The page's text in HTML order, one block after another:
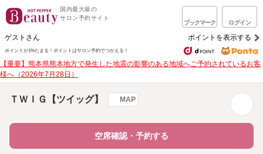
国内最大級の
サロン予約サイト
ブックマーク ログイン
ゲストさん ポイントを表示する
ポイントが1%たまる！ ポイントはサロン予約でつかえる！
【重要】熊本県熊本地方で発生した地震の影響のある地域へご予約されているお客
様へ（2026年7月28日）
ＴＷＩＧ【ツイッグ】 MAP
空席確認・予約する